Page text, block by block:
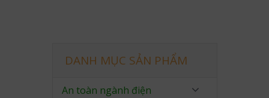
DANH MỤC SẢN PHẨM
An toàn ngành điện